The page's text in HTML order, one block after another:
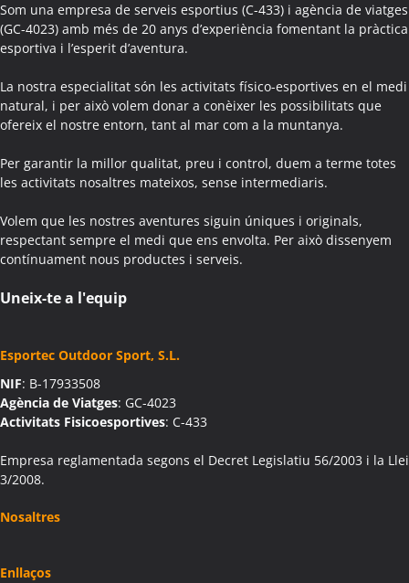
Som una empresa de serveis esportius (C-433) i agència de viatges
(GC-4023) amb més de 20 anys d’experiència fomentant la pràctica
esportiva i l’esperit d’aventura.
La nostra especialitat són les activitats físico-esportives en el medi
natural, i per això volem donar a conèixer les possibilitats que
ofereix el nostre entorn, tant al mar com a la muntanya.
Per garantir la millor qualitat, preu i control, duem a terme totes
les activitats nosaltres mateixos, sense intermediaris.
Volem que les nostres aventures siguin úniques i originals,
respectant sempre el medi que ens envolta. Per això dissenyem
contínuament nous productes i serveis.
Uneix-te a l'equip
Esportec Outdoor Sport, S.L.
NIF: B-17933508
Agència de Viatges: GC-4023
Activitats Fisicoesportives: C-433
Empresa reglamentada segons el Decret Legislatiu 56/2003 i la Llei
3/2008.
Nosaltres
Enllaços